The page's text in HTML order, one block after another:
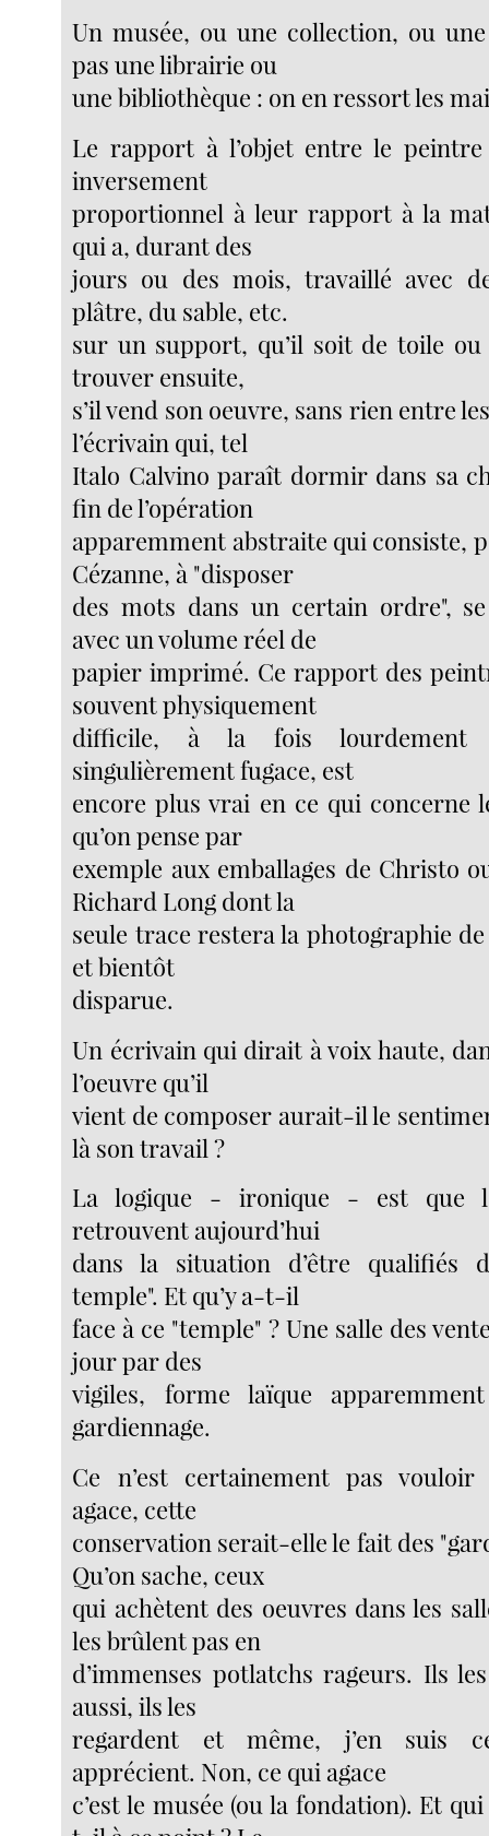
Un musée, ou une collection, ou
pas une librairie ou
une bibliothèque : on en ressort les
Le rapport à l’objet entre le peintre
inversement
proportionnel à leur rapport à la
qui a, durant des
jours ou des mois, travaillé avec
plâtre, du sable, etc.
sur un support, qu’il soit de toile ou
trouver ensuite,
s’il vend son oeuvre, sans rien entre
l’écrivain qui, tel
Italo Calvino paraît dormir dans sa
fin de l’opération
apparemment abstraite qui consiste,
Cézanne, à "disposer
des mots dans un certain ordre",
avec un volume réel de
papier imprimé. Ce rapport des
souvent physiquement
difficile, à la fois lourdement
singulièrement fugace, est
encore plus vrai en ce qui concerne
qu’on pense par
exemple aux emballages de Christo
Richard Long dont la
seule trace restera la photographie de
et bientôt
disparue.
Un écrivain qui dirait à voix haute,
l’oeuvre qu’il
vient de composer aurait-il le
là son travail ?
La logique - ironique - est que
retrouvent aujourd’hui
dans la situation d’être qualifiés
temple". Et qu’y a-t-il
face à ce "temple" ? Une salle des
jour par des
vigiles, forme laïque
gardiennage.
Ce n’est certainement pas
agace, cette
conservation serait-elle le fait des
Qu’on sache, ceux
qui achètent des oeuvres dans les
les brûlent pas en
d’immenses potlatchs rageurs. Ils
aussi, ils les
regardent et même, j’en suis
apprécient. Non, ce qui agace
c’est le musée (ou la fondation). Et